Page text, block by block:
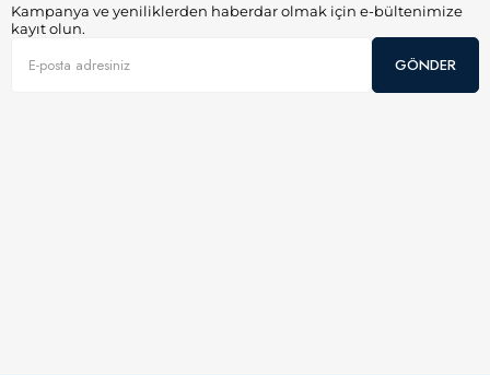
Kampanya ve yeniliklerden haberdar olmak için e-bültenimize
kayıt olun.
GÖNDER